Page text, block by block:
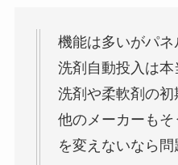
機能は多いがパネ
洗剤自動投入は本
洗剤や柔軟剤の
他のメーカーもそ
を変えないなら問